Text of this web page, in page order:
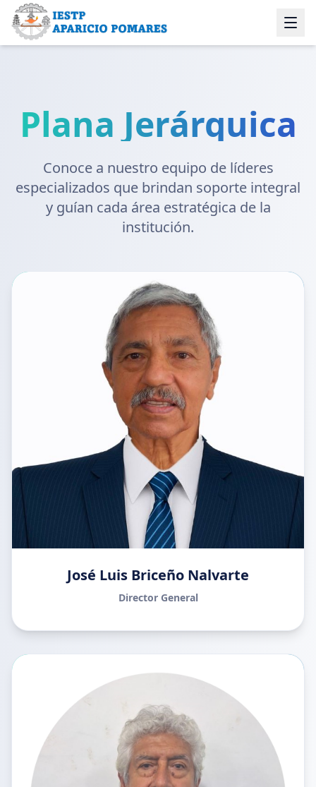
Plana Jerárquica
Conoce a nuestro equipo de líderes
especializados que brindan soporte integral
y guían cada área estratégica de la
institución.
José Luis Briceño Nalvarte
Director General